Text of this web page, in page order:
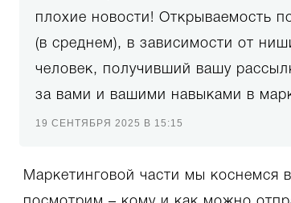
плохие новости! Открываемость
(в среднем), в зависимости от
человек, получивший вашу
за вами и вашими навыками в
19 СЕНТЯБРЯ 2025 В 15:15
Маркетинговой части мы коснемся